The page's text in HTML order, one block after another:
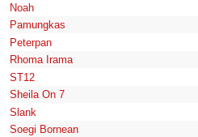
Noah
Pamungkas
Peterpan
Rhoma Irama
ST12
Sheila On 7
Slank
Soegi Bornean